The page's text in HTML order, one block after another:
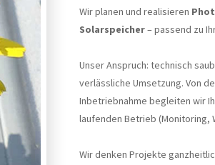
Wir planen und realisieren
Solarspeicher– passend zu
Unser Anspruch: technisch
verlässliche Umsetzung. Von
Inbetriebnahme begleiten wir
laufenden Betrieb (Monitoring,
Wir denken Projekte